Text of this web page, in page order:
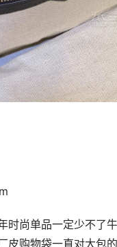
时尚单品一定少不了
皮购物袋一直对大包的